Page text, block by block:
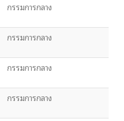
กรรมการกลาง
กรรมการกลาง
กรรมการกลาง
กรรมการกลาง